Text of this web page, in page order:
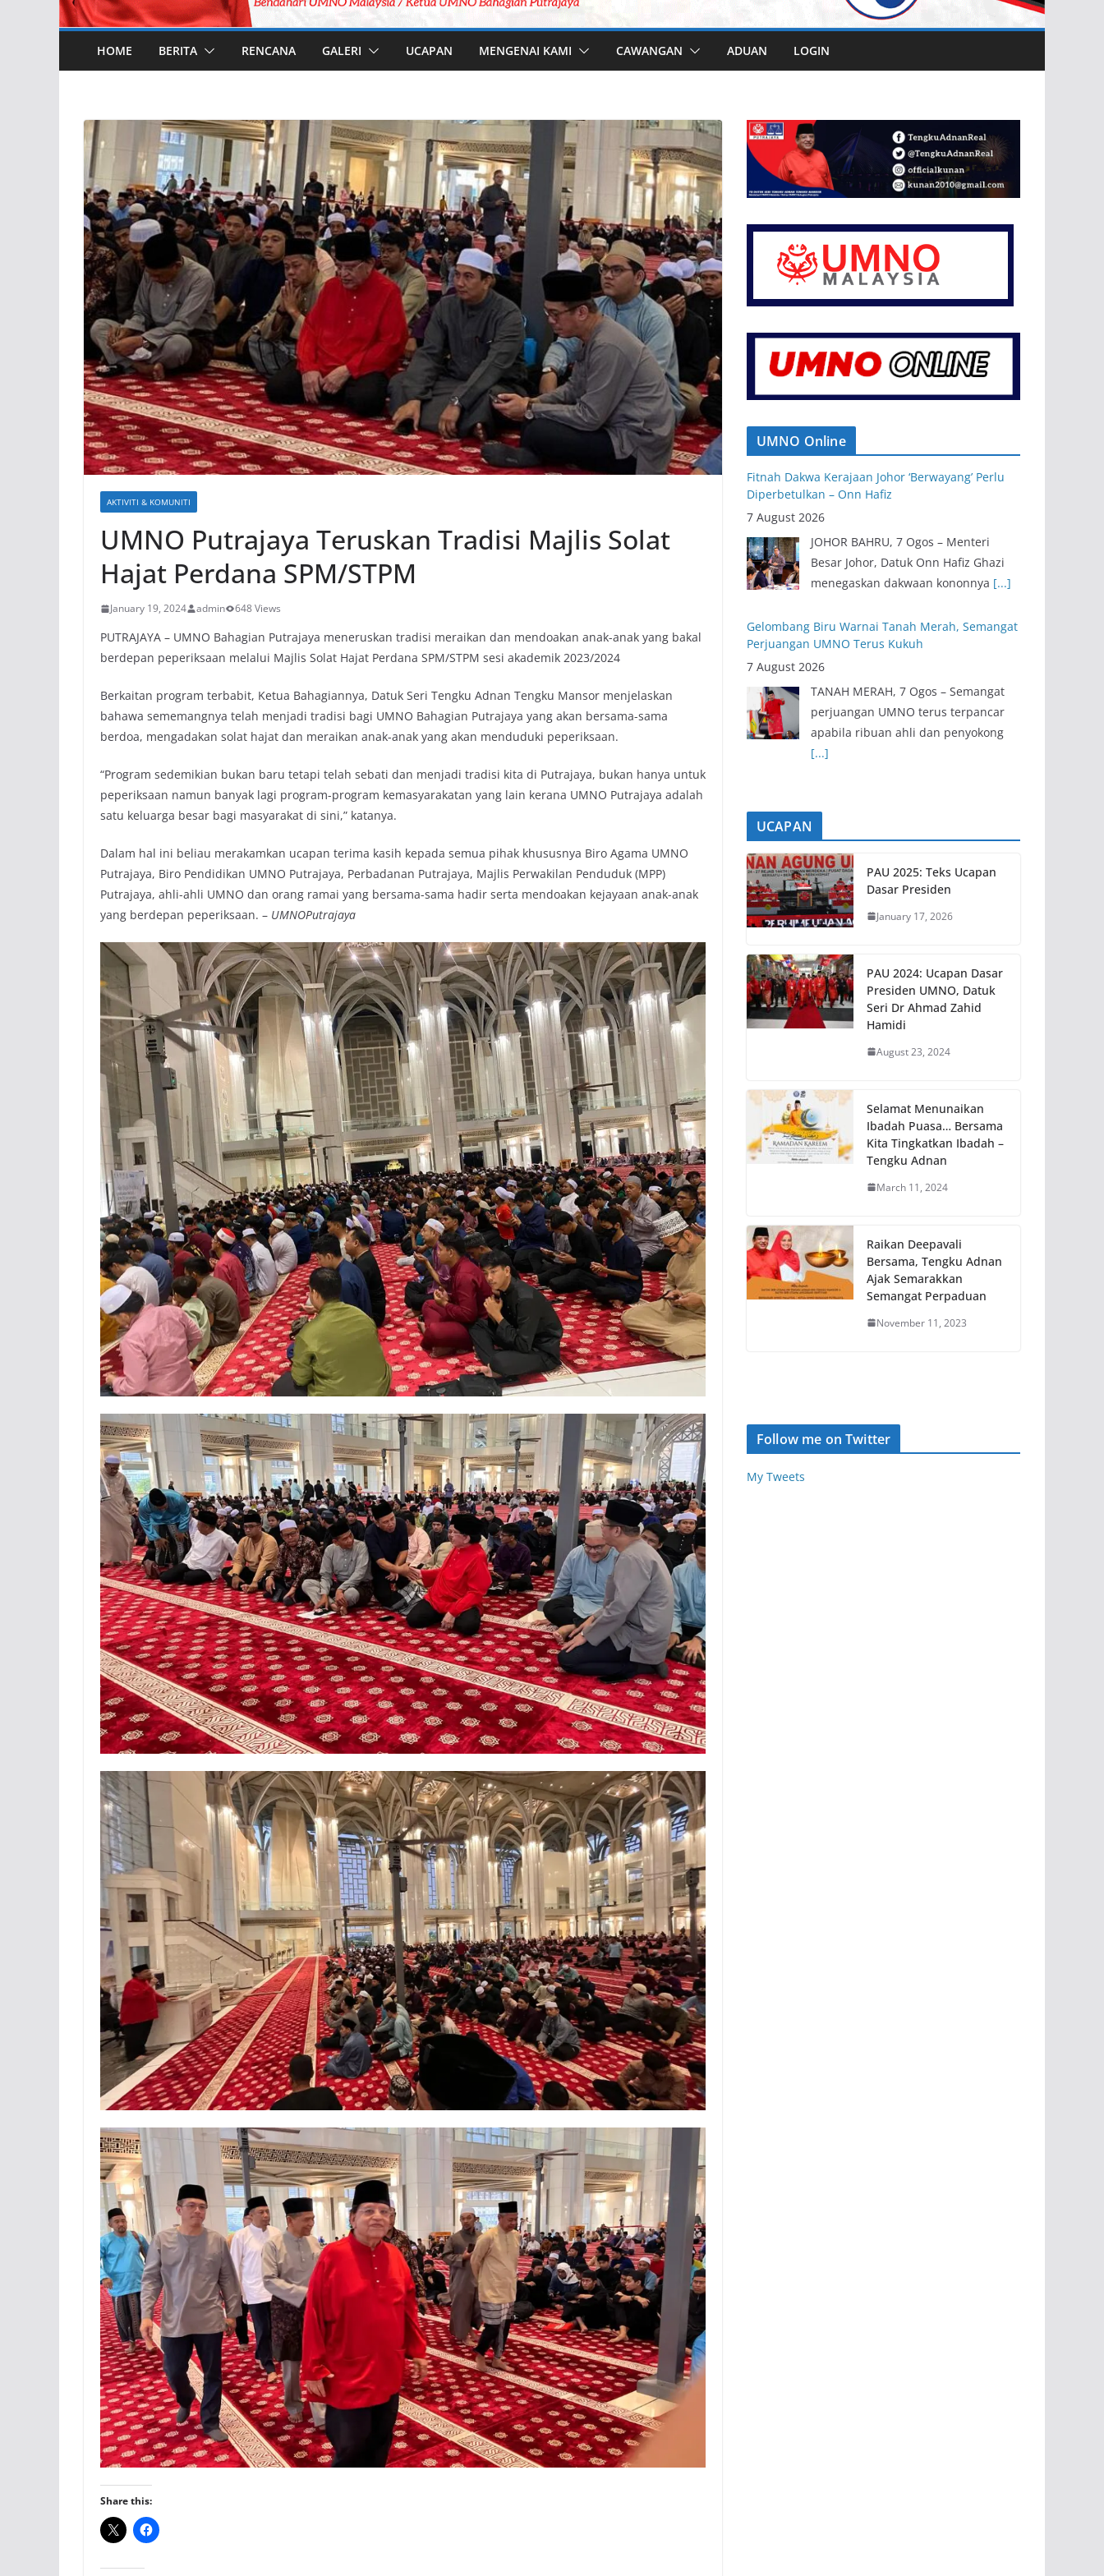
HOME BERITA RENCANA GALERI UCAPAN MENGENAI KAMI CAWANGAN ADUAN LOGIN
AKTIVITI & KOMUNITI
UMNO Putrajaya Teruskan Tradisi Majlis Solat
Hajat Perdana SPM/STPM
January 19, 2024 admin 648 Views
PUTRAJAYA – UMNO Bahagian Putrajaya meneruskan tradisi meraikan dan mendoakan anak-anak yang bakal
berdepan peperiksaan melalui Majlis Solat Hajat Perdana SPM/STPM sesi akademik 2023/2024
Berkaitan program terbabit, Ketua Bahagiannya, Datuk Seri Tengku Adnan Tengku Mansor menjelaskan
bahawa sememangnya telah menjadi tradisi bagi UMNO Bahagian Putrajaya yang akan bersama-sama
berdoa, mengadakan solat hajat dan meraikan anak-anak yang akan menduduki peperiksaan.
“Program sedemikian bukan baru tetapi telah sebati dan menjadi tradisi kita di Putrajaya, bukan hanya untuk
peperiksaan namun banyak lagi program-program kemasyarakatan yang lain kerana UMNO Putrajaya adalah
satu keluarga besar bagi masyarakat di sini,” katanya.
Dalam hal ini beliau merakamkan ucapan terima kasih kepada semua pihak khususnya Biro Agama UMNO
Putrajaya, Biro Pendidikan UMNO Putrajaya, Perbadanan Putrajaya, Majlis Perwakilan Penduduk (MPP)
Putrajaya, ahli-ahli UMNO dan orang ramai yang bersama-sama hadir serta mendoakan kejayaan anak-anak
yang berdepan peperiksaan. – UMNOPutrajaya
Share this:
UMNO Online
Fitnah Dakwa Kerajaan Johor ‘Berwayang’ Perlu
Diperbetulkan – Onn Hafiz
7 August 2026
JOHOR BAHRU, 7 Ogos – Menteri
Besar Johor, Datuk Onn Hafiz Ghazi
menegaskan dakwaan kononnya [...]
Gelombang Biru Warnai Tanah Merah, Semangat
Perjuangan UMNO Terus Kukuh
7 August 2026
TANAH MERAH, 7 Ogos – Semangat
perjuangan UMNO terus terpancar
apabila ribuan ahli dan penyokong
[...]
UCAPAN
PAU 2025: Teks Ucapan
Dasar Presiden
January 17, 2026
PAU 2024: Ucapan Dasar
Presiden UMNO, Datuk
Seri Dr Ahmad Zahid
Hamidi
August 23, 2024
Selamat Menunaikan
Ibadah Puasa… Bersama
Kita Tingkatkan Ibadah –
Tengku Adnan
March 11, 2024
Raikan Deepavali
Bersama, Tengku Adnan
Ajak Semarakkan
Semangat Perpaduan
November 11, 2023
Follow me on Twitter
My Tweets